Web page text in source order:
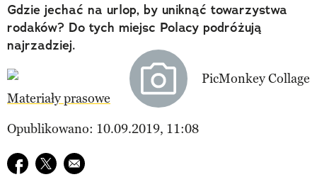
Gdzie jechać na urlop, by uniknąć towarzystwa
rodaków? Do tych miejsc Polacy podróżują
najrzadziej.
Materiały prasowe
Opublikowano: 10.09.2019, 11:08
Udostępnij na facebook
Udostępnij na twitter
E-mail do przyjaciela